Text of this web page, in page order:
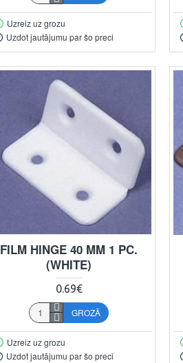
Uzreiz uz grozu
Uzdot jautājumu par šo preci
FILM HINGE 40 MM 1 PC.
(WHITE)
0.69€
GROZĀ
Uzreiz uz grozu
Uzdot jautājumu par šo preci